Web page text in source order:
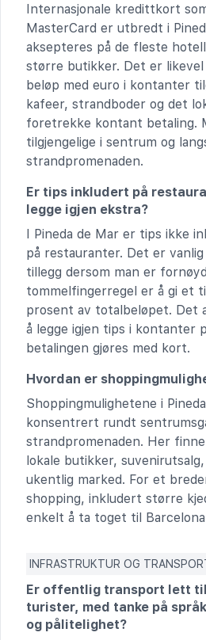
Internasjonale kredittkort
MasterCard er utbredt i
aksepteres på de fleste
større butikker. Det er
beløp med euro i kontanter
kafeer, strandboder og det
foretrekke kontant betaling.
tilgjengelige i sentrum og
strandpromenaden.
Er tips inkludert på
legge igjen ekstra?
I Pineda de Mar er tips ikke
på restauranter. Det er vanlig
tillegg dersom man er
tommelfingerregel er å gi et
prosent av totalbeløpet. Det
å legge igjen tips i kontanter
betalingen gjøres med kort.
Hvordan er
Shoppingmulighetene i
konsentrert rundt
strandpromenaden. Her
lokale butikker,
ukentlig marked. For et
shopping, inkludert større
enkelt å ta toget til
INFRASTRUKTUR OG
Er offentlig transport lett
turister, med tanke på
og pålitelighet?